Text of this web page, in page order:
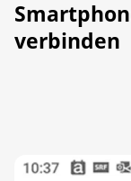
verbinden